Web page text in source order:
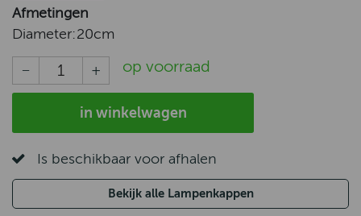
Afmetingen
Diameter:20cm
op voorraad
in winkelwagen
Is beschikbaar voor afhalen
Bekijk alle Lampenkappen